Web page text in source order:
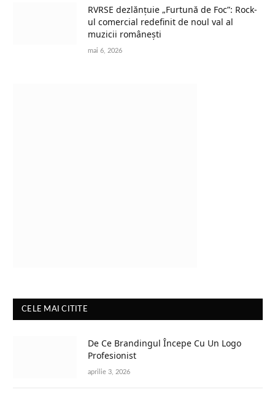
RVRSE dezlănțuie „Furtună de Foc”: Rock-
ul comercial redefinit de noul val al
muzicii românești
mai 6, 2026
CELE MAI CITITE
De Ce Brandingul Începe Cu Un Logo
Profesionist
aprilie 3, 2026